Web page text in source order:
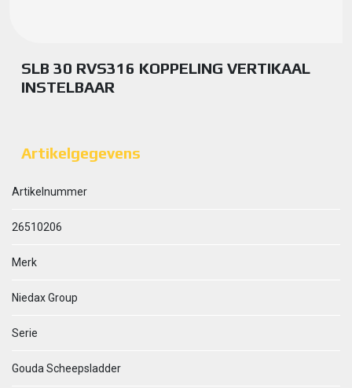
SLB 30 RVS316 KOPPELING VERTIKAAL
INSTELBAAR
Artikelgegevens
Artikelnummer
26510206
Merk
Niedax Group
Serie
Gouda Scheepsladder